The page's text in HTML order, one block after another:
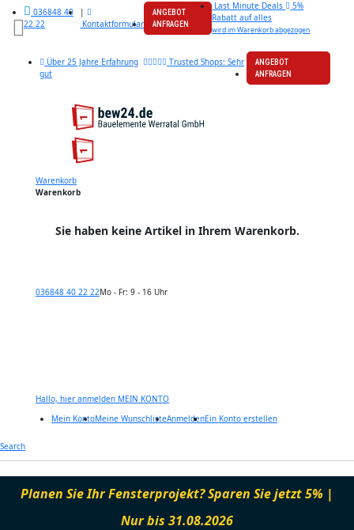
036848 40
22 22
|
Kontaktformular
ANGEBOT
ANFRAGEN
Last Minute Deals
5%
Rabatt auf alles
wird im Warenkorb abgezogen
Über 25 Jahre Erfahrung
Trusted Shops: Sehr
gut
ANGEBOT
ANFRAGEN
Warenkorb
Warenkorb
Sie haben keine Artikel in Ihrem Warenkorb.
036848 40 22 22Mo - Fr: 9 - 16 Uhr
Hallo, hier anmelden MEIN KONTO
Mein KontoMeine WunschlisteAnmeldenEin Konto erstellen
Search
Planen Sie Ihr Fensterprojekt? Sparen Sie jetzt 5% |
Nur bis 31.08.2026